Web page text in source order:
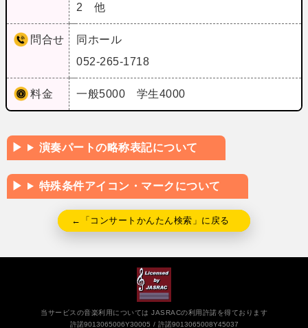
2 他
問合せ
同ホール
052-265-1718
料金 一般5000 学生4000
演奏パートの略称表記について
特殊条件アイコン・マークについて
←「コンサートかんたん検索」に戻る
当サービスの音楽利用については JASRACの利用許諾を得ております
許諾9013065006Y30005
許諾9013065008Y45037